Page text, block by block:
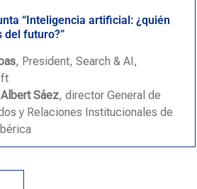
“Inteligencia artificial: ¿quién
futuro?”
, President, Search & AI,
Albert Sáez, director General de
y Relaciones Institucionales de